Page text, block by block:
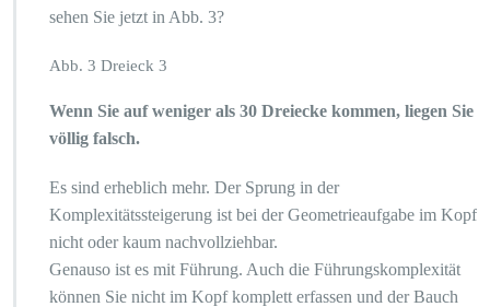
sehen Sie jetzt in Abb. 3?
Abb. 3 Dreieck 3
Wenn Sie auf weniger als 30 Dreiecke kommen, liegen Sie
völlig falsch.
Es sind erheblich mehr. Der Sprung in der
Komplexitätssteigerung ist bei der Geometrieaufgabe im Kopf
nicht oder kaum nachvollziehbar.
Genauso ist es mit Führung. Auch die Führungskomplexität
können Sie nicht im Kopf komplett erfassen und der Bauch